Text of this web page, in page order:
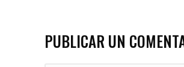
PUBLICAR UN